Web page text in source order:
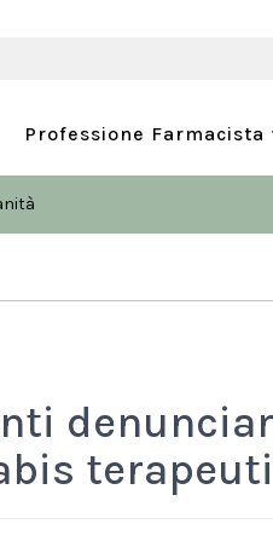
Professione Farmacista